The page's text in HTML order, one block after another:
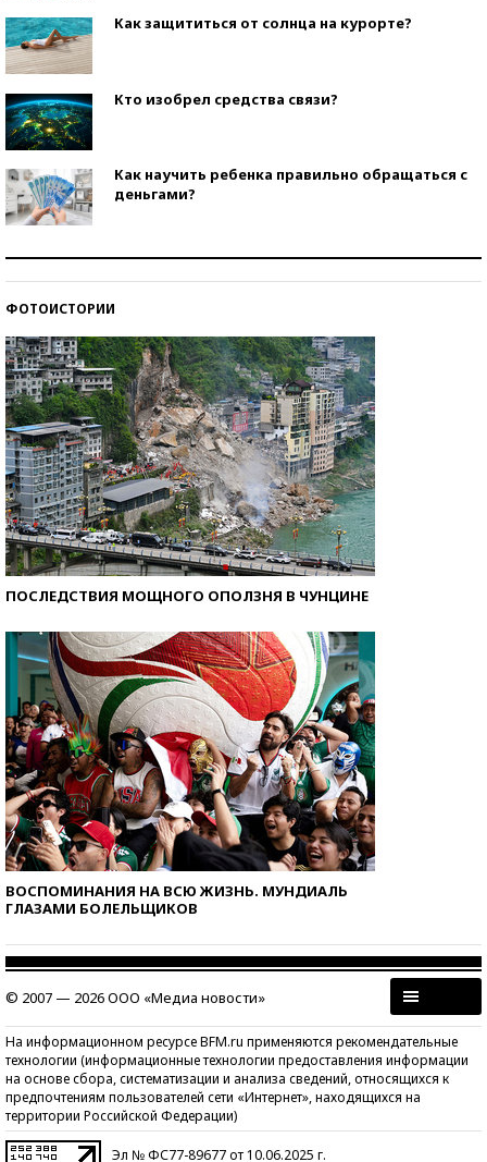
Как защититься от солнца на курорте?
Кто изобрел средства связи?
Как научить ребенка правильно обращаться с
деньгами?
ФОТОИСТОРИИ
ПОСЛЕДСТВИЯ МОЩНОГО ОПОЛЗНЯ В ЧУНЦИНЕ
ВОСПОМИНАНИЯ НА ВСЮ ЖИЗНЬ. МУНДИАЛЬ
ГЛАЗАМИ БОЛЕЛЬЩИКОВ
© 2007 — 2026 ООО «Медиа новости»
На информационном ресурсе BFM.ru применяются рекомендательные
технологии (информационные технологии предоставления информации
на основе сбора, систематизации и анализа сведений, относящихся к
предпочтениям пользователей сети «Интернет», находящихся на
территории Российской Федерации)
Эл № ФС77-89677 от 10.06.2025 г.